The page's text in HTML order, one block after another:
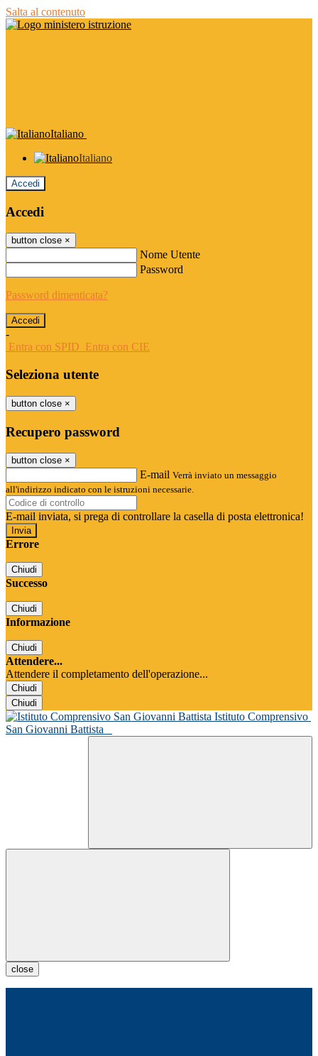
Salta al contenuto
Italiano
Italiano
Accedi
Accedi
button close ×
Nome Utente
Password
Password dimenticata?
-
Entra con SPID Entra con CIE
Seleziona utente
button close ×
Recupero password
button close ×
E-mail Verrà inviato un messaggio
all'indirizzo indicato con le istruzioni necessarie.
E-mail inviata, si prega di controllare la casella di posta elettronica!
Errore
Chiudi
Successo
Chiudi
Informazione
Chiudi
Attendere...
Attendere il completamento dell'operazione...
Chiudi
Chiudi
Istituto Comprensivo
San Giovanni Battista
close